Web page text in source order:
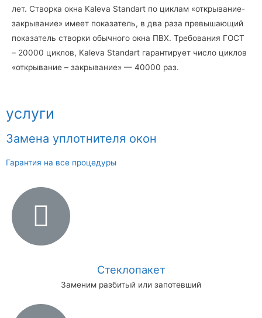
лет. Створка окна Kaleva Standart по циклам «открывание-
закрывание» имеет показатель, в два раза превышающий
показатель створки обычного окна ПВХ. Требования ГОСТ
– 20000 циклов, Kaleva Standart гарантирует число циклов
«открывание – закрывание» — 40000 раз.
услуги
Замена уплотнителя окон
Гарантия на все процедуры
Стеклопакет
Заменим разбитый или запотевший